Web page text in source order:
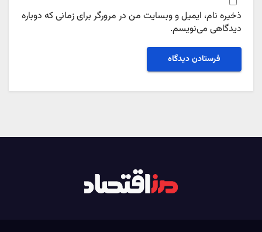
ذخیره نام، ایمیل و وبسایت من در مرورگر برای زمانی که دوباره
دیدگاهی می‌نویسم.